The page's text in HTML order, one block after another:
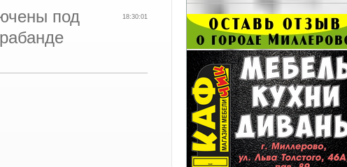
18:30:01
под